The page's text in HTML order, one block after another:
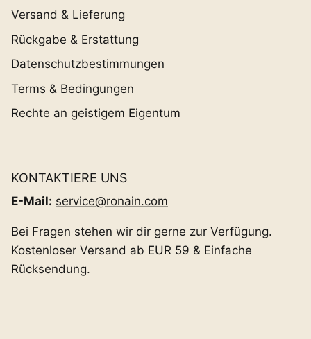
Versand & Lieferung
Rückgabe & Erstattung
Datenschutzbestimmungen
Terms & Bedingungen
Rechte an geistigem Eigentum
KONTAKTIERE UNS
E-Mail: service@ronain.com
Bei Fragen stehen wir dir gerne zur Verfügung.
Kostenloser Versand ab EUR 59 & Einfache
Rücksendung.